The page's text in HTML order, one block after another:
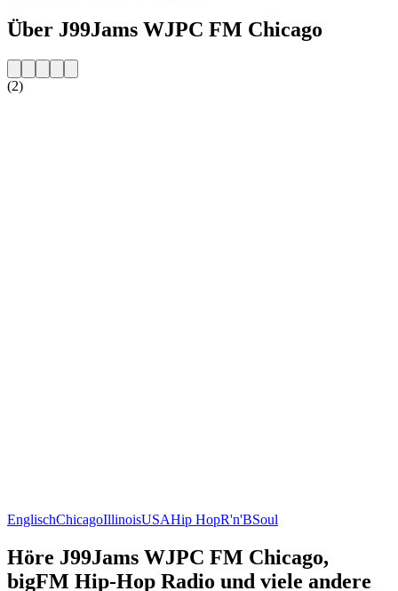
Über J99Jams WJPC FM Chicago
(2)
EnglischChicagoIllinoisUSAHip HopR'n'BSoul
Höre J99Jams WJPC FM Chicago,
bigFM Hip-Hop Radio und viele andere